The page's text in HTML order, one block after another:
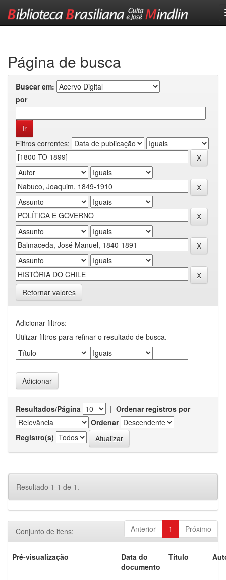
Página de busca
Buscar em:
por
Filtros correntes:
Retornar valores
Adicionar filtros:
Utilizar filtros para refinar o resultado de busca.
Resultados/Página | Ordenar registros por
Ordenar
Registro(s)
Resultado 1-1 de 1.
Anterior 1 Próximo
Conjunto de itens:
Pré-visualização
Data do
documento
Título